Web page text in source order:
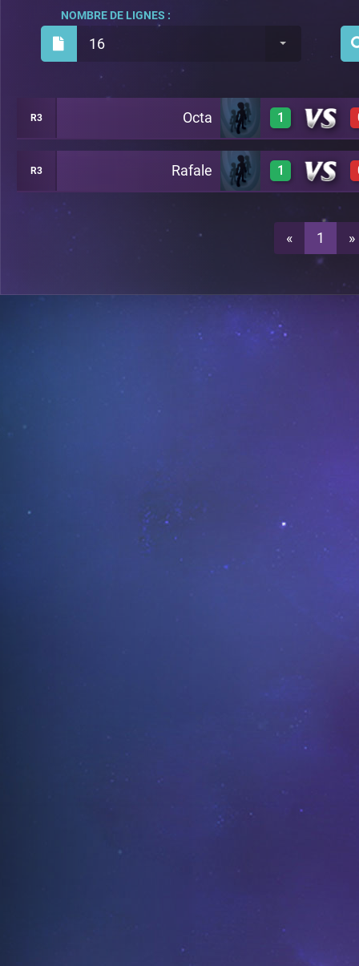
16
NOMBRE DE LIGNES :
R3 Octa 1
1 A21
R3 Rafale 1
A21
« 1 »